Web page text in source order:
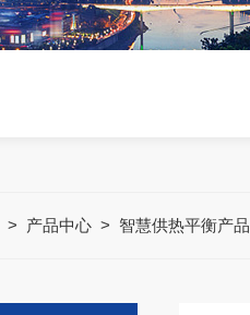
> 产品中心 > 智慧供热平衡产品